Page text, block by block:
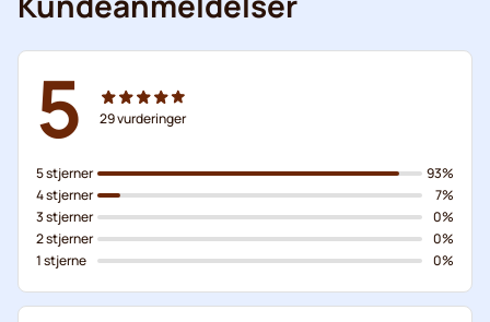
5 29vurderinger
5 stjerner
4 stjerner
3 stjerner
2 stjerner
1 stjerne
93%
7%
0%
0%
0%